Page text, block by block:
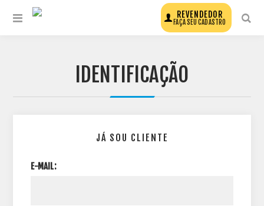
REVENDEDOR
FAÇA SEU CADASTRO
IDENTIFICAÇÃO
JÁ SOU CLIENTE
E-MAIL: